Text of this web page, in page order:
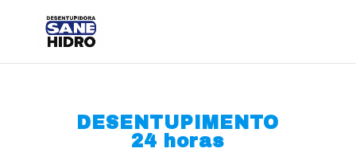
DESENTUPIMENTO
24 horas